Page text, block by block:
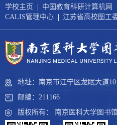
学校主页 | 中国教育科研计算机网
CALIS管理中心 | 江苏省高校图工
地址：南京市江宁区龙眠大道
邮编：211166
版权所有： 南京医科大学图书